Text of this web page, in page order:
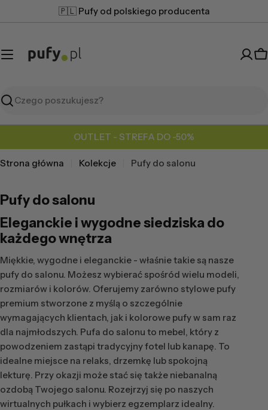
do
🇵🇱 Pufy od polskiego producenta
Szukaj
OUTLET - STREFA DO -50%
Strona główna Kolekcje Pufy do salonu
Pufy do salonu
Eleganckie i wygodne siedziska do
każdego wnętrza
Miękkie, wygodne i eleganckie - właśnie takie są nasze
pufy do salonu. Możesz wybierać spośród wielu modeli,
rozmiarów i kolorów. Oferujemy zarówno stylowe pufy
premium stworzone z myślą o szczególnie
wymagających klientach, jak i kolorowe pufy w sam raz
dla najmłodszych. Pufa do salonu to mebel, który z
powodzeniem zastąpi tradycyjny fotel lub kanapę. To
idealne miejsce na relaks, drzemkę lub spokojną
lekturę. Przy okazji może stać się także niebanalną
ozdobą Twojego salonu. Rozejrzyj się po naszych
wirtualnych pułkach i wybierz egzemplarz idealny.